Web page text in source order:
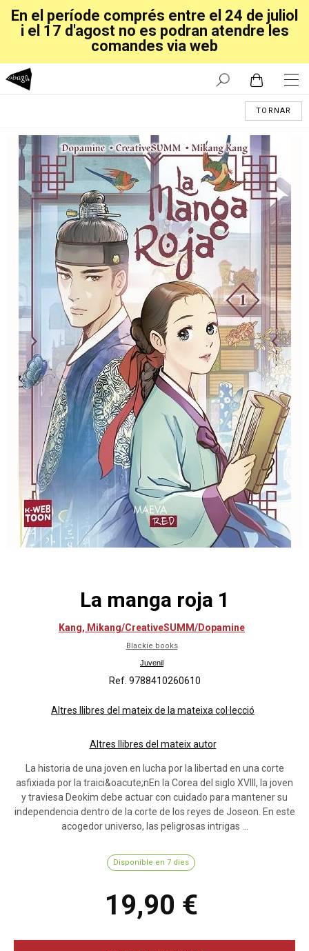
En el període comprés entre el 24 de juliol
i el 17 d'agost no es podran atendre les
comandes via web
TORNAR
La manga roja 1
Kang, Mikang/CreativeSUMM/Dopamine
Blackie books
Juvenil
Ref. 9788410260610
Altres llibres del mateix de la mateixa col·lecció
Altres llibres del mateix autor
La historia de una joven en lucha por la libertad en una corte
asfixiada por la traici&oacute;nEn la Corea del siglo XVIII, la joven
y traviesa Deokim debe actuar con cuidado para mantener su
independencia dentro de la corte de los reyes de Joseon. En este
acogedor universo, las peligrosas intrigas ...
Disponible en 7 dies
19,90 €